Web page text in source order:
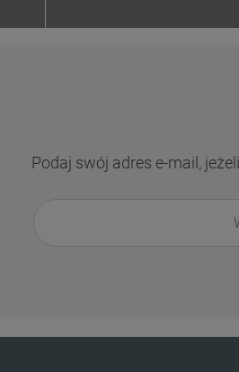
Podaj swój adres e-mail,